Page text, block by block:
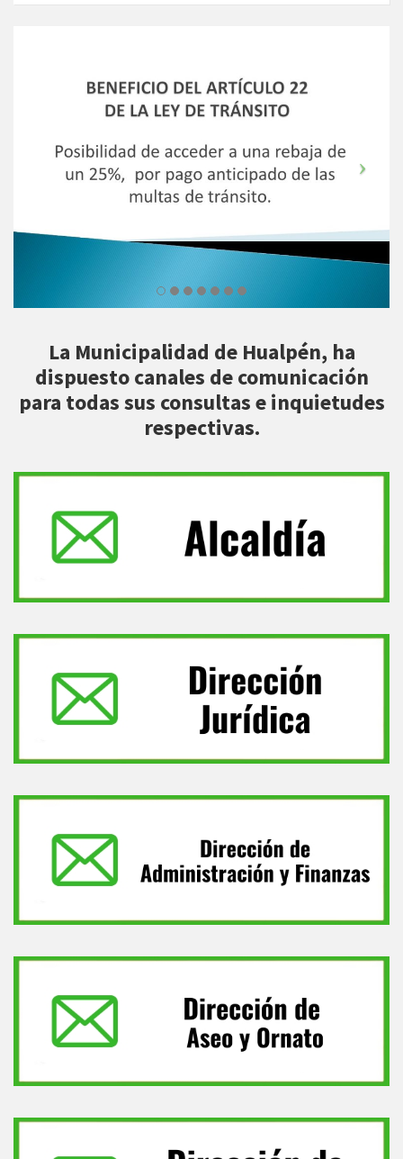
La Municipalidad de Hualpén, ha
dispuesto canales de comunicación
para todas sus consultas e inquietudes
respectivas.